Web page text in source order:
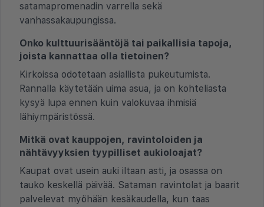
satamapromenadin varrella sekä
vanhassakaupungissa.
Onko kulttuurisääntöjä tai paikallisia tapoja,
joista kannattaa olla tietoinen?
Kirkoissa odotetaan asiallista pukeutumista.
Rannalla käytetään uima asua, ja on kohteliasta
kysyä lupa ennen kuin valokuvaa ihmisiä
lähiympäristössä.
Mitkä ovat kauppojen, ravintoloiden ja
nähtävyyksien tyypilliset aukioloajat?
Kaupat ovat usein auki iltaan asti, ja osassa on
tauko keskellä päivää. Sataman ravintolat ja baarit
palvelevat myöhään kesäkaudella, kun taas